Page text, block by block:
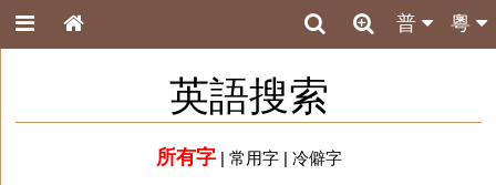
粵
普
英語搜索
所有字| 常用字| 冷僻字